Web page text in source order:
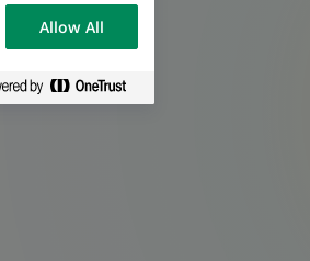
Allow All